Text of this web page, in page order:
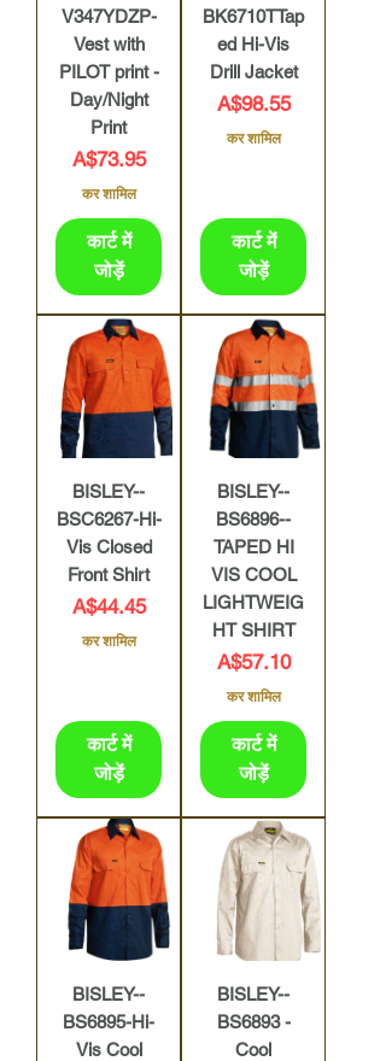
V347YDZP-
Vest with
PILOT print -
Day/Night
Print
मूल्य
A$73.95
कर शामिल
कार्ट में
जोड़ें
BK6710TTap
ed Hi-Vis
Drill Jacket
मूल्य
A$98.55
कर शामिल
कार्ट में
जोड़ें
BISLEY--
BSC6267-Hi-
Vis Closed
Front Shirt
मूल्य
A$44.45
कर शामिल
कार्ट में
जोड़ें
BISLEY--
BS6896--
TAPED HI
VIS COOL
LIGHTWEIG
HT SHIRT
मूल्य
A$57.10
कर शामिल
कार्ट में
जोड़ें
BISLEY--
BS6895-Hi-
Vis Cool
BISLEY--
BS6893 -
Cool